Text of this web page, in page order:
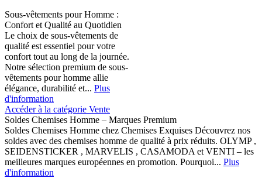
Sous-vêtements pour Homme :
Confort et Qualité au Quotidien
Le choix de sous-vêtements de
qualité est essentiel pour votre
confort tout au long de la journée.
Notre sélection premium de sous-
vêtements pour homme allie
élégance, durabilité et... Plus
d'information
Accéder à la catégorie Vente
Soldes Chemises Homme – Marques Premium
Soldes Chemises Homme chez Chemises Exquises Découvrez nos
soldes avec des chemises homme de qualité à prix réduits. OLYMP ,
SEIDENSTICKER , MARVELIS , CASAMODA et VENTI – les
meilleures marques européennes en promotion. Pourquoi... Plus
d'information